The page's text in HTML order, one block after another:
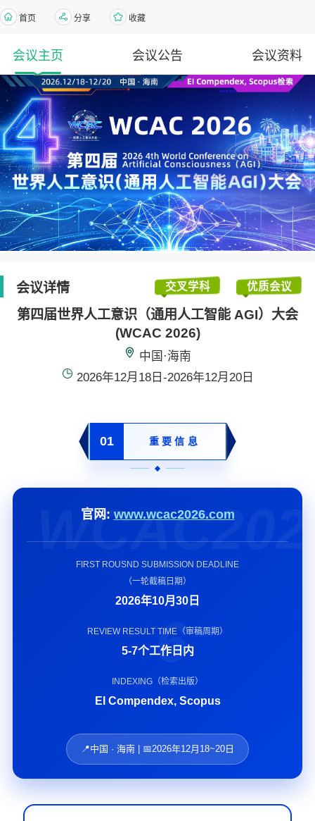
首页 分享 收藏
会议主页 会议公告 会议资料
会议详情 交叉学科 优质会议
第四届世界人工意识（通用人工智能 AGI）大会
(WCAC 2026)
中国·海南
2026年12月18日-2026年12月20日
01 重要信息
WCAC202
6
官网: www.wcac2026.com
FIRST ROUSND SUBMISSION DEADLINE
（一轮截稿日期）
2026年10月30日
REVIEW RESULT TIME（审稿周期）
5-7个工作日内
INDEXING（检索出版）
EI Compendex, Scopus
📍中国 · 海南 | 📅2026年12月18~20日